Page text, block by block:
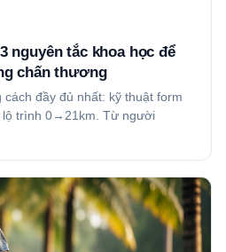
nguyên tắc khoa học để
chấn thương
đầy đủ nhất: kỹ thuật form
lộ trình 0→21km. Từ người